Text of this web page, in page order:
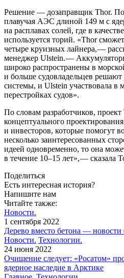
Решение — ​дозаправщик Thor. По
плавучая АЭС длиной 149 м с
на расплавах солей, где в
используется торий. «Thor
четыре круизных лайнера, —
менеджер Ulstein. —
широко распространены в
и больше судовладельцев
системы, и Ulstein участвовала в
перестройках судов».
По словам разработчиков,
концептуального
и инвесторов, которые помогут
несколько заинтересованных
идеей одновременно, то она
в течение 10–15 лет», — ​сказала
Поделиться
Есть интересная история?
Напишите нам
Читайте также:
Новости.
1 сентября 2022
Дерево вместо бетона — новости
Новости. Технологии.
24 июня 2022
Очищение следует: «Росатом»
ядерное наследие в Арктике